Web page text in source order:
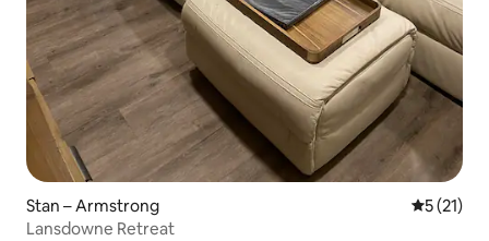
Stan – Armstrong Prosječna
5 (21)
Lansdowne Retreat